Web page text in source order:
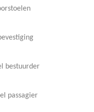
bestuurder
passagier